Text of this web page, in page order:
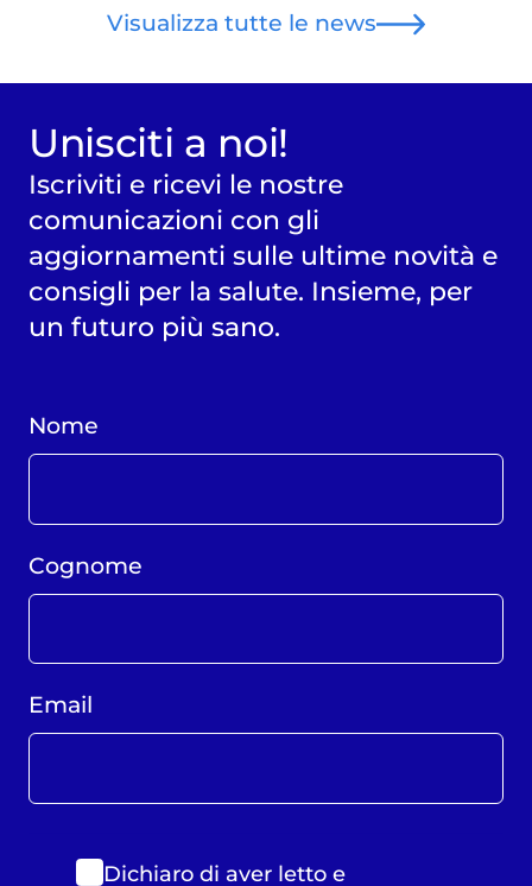
Visualizza tutte le news
Unisciti a noi!
Iscriviti e ricevi le nostre
comunicazioni con gli
aggiornamenti sulle ultime novità e
consigli per la salute. Insieme, per
un futuro più sano.
Nome
Cognome
Email
Dichiaro di aver letto e